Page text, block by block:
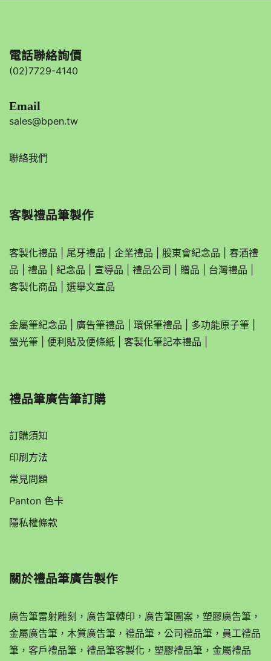
電話聯絡詢價
(02)7729-4140
Email
sales@bpen.tw
聯絡我們
客製禮品筆製作
客製化禮品 尾牙禮品 企業禮品 股東會紀念品
春酒禮
品
禮品 紀念品 宣導品 禮品公司 贈品 台灣禮品
客製化商品
選舉文宣品
金屬筆紀念品 廣告筆禮品 環保筆禮品 多功能原子筆
螢光筆
便利貼及便條紙 客製化筆記本禮品
禮品筆廣告筆訂購
訂購須知
印刷方法
常見問題
Panton 色卡
隱私權條款
關於禮品筆廣告製作
廣告筆雷射雕刻，廣告筆轉印，廣告筆圖案，塑膠廣告筆，
金屬廣告筆，木質廣告筆，禮品筆，公司禮品筆，員工禮品
筆，客戶禮品筆，禮品筆客製化，塑膠禮品筆，金屬禮品